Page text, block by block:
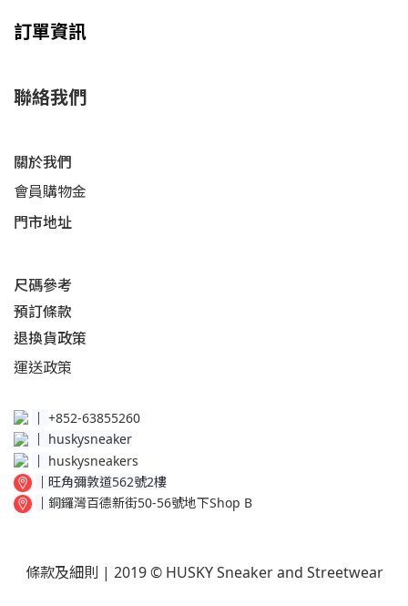
訂單資訊
聯絡我們
關於我們
會員購物金
門市地址
尺碼參考
預訂條款
退換貨政策​
運送政策​
│ +852-63855260
huskysneaker
│ huskysneakers
│ 旺角彌敦道562號2樓
│ 銅鑼灣百德新街50-56號地下Shop B
條款及細則 | 2019 © HUSKY Sneaker and Streetwear